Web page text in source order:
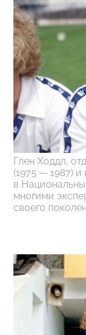
Глен Ходдл,
(1975 — 1987) и
в
многими
своего